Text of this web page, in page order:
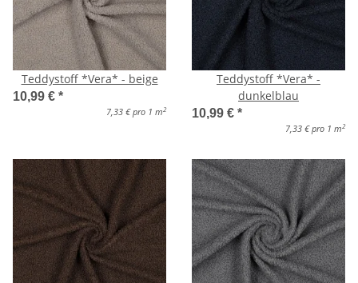
Teddystoff *Vera* - beige
10,99 € *
7,33 € pro 1 m 2
Teddystoff *Vera* -
dunkelblau
10,99 € *
7,33 € pro 1 m 2